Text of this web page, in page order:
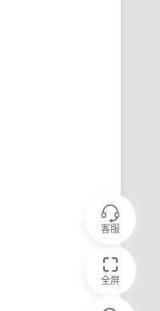
客服
全屏